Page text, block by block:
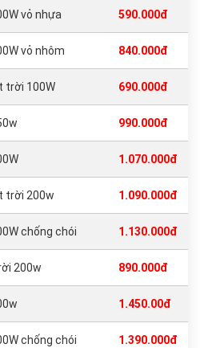
vỏ nhựa 590.000đ
vỏ nhôm 840.000đ
trời 100W 690.000đ
990.000đ
1.070.000đ
trời 200w 1.090.000đ
chống chói 1.130.000đ
200w 890.000đ
1.450.00đ
chống chói 1.390.000đ